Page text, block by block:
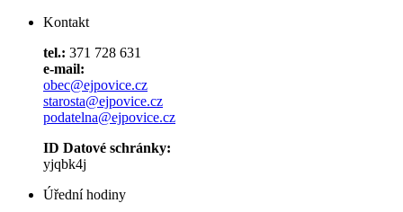
Kontakt
tel.: 371 728 631
e-mail:
obec@ejpovice.cz
starosta@ejpovice.cz
podatelna@ejpovice.cz
ID Datové schránky:
yjqbk4j
Úřední hodiny